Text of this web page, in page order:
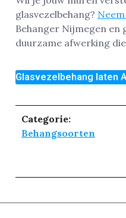
glasvezelbehang?
Behanger Nijmegen en
duurzame afwerking
Glasvezelbehang laten
Categorie:
Behangsoorten